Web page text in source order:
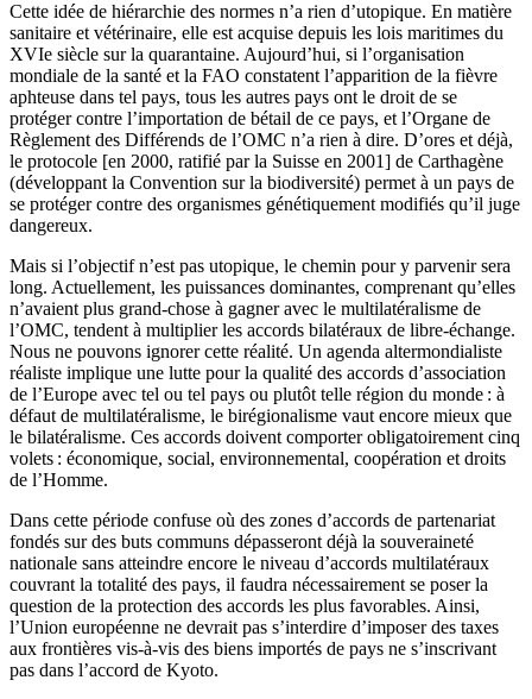
Cette idée de hiérarchie des normes n’a rien d’utopique. En matière
sanitaire et vétérinaire, elle est acquise depuis les lois maritimes du
XVIe siècle sur la quarantaine. Aujourd’hui, si l’organisation
mondiale de la santé et la FAO constatent l’apparition de la fièvre
aphteuse dans tel pays, tous les autres pays ont le droit de se
protéger contre l’importation de bétail de ce pays, et l’Organe de
Règlement des Différends de l’OMC n’a rien à dire. D’ores et déjà,
le protocole [en 2000, ratifié par la Suisse en 2001] de Carthagène
(développant la Convention sur la biodiversité) permet à un pays de
se protéger contre des organismes génétiquement modifiés qu’il juge
dangereux.
Mais si l’objectif n’est pas utopique, le chemin pour y parvenir sera
long. Actuellement, les puissances dominantes, comprenant qu’elles
n’avaient plus grand-chose à gagner avec le multilatéralisme de
l’OMC, tendent à multiplier les accords bilatéraux de libre-échange.
Nous ne pouvons ignorer cette réalité. Un agenda altermondialiste
réaliste implique une lutte pour la qualité des accords d’association
de l’Europe avec tel ou tel pays ou plutôt telle région du monde : à
défaut de multilatéralisme, le birégionalisme vaut encore mieux que
le bilatéralisme. Ces accords doivent comporter obligatoirement cinq
volets : économique, social, environnemental, coopération et droits
de l’Homme.
Dans cette période confuse où des zones d’accords de partenariat
fondés sur des buts communs dépasseront déjà la souveraineté
nationale sans atteindre encore le niveau d’accords multilatéraux
couvrant la totalité des pays, il faudra nécessairement se poser la
question de la protection des accords les plus favorables. Ainsi,
l’Union européenne ne devrait pas s’interdire d’imposer des taxes
aux frontières vis-à-vis des biens importés de pays ne s’inscrivant
pas dans l’accord de Kyoto.